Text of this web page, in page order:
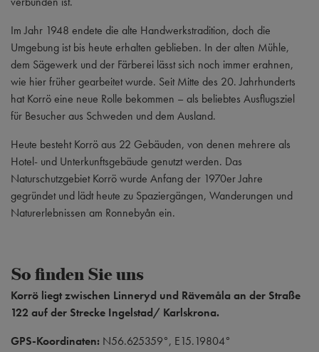
Im Jahr 1948 endete die alte Handwerkstradition, doch die
Umgebung ist bis heute erhalten geblieben. In der alten Mühle,
dem Sägewerk und der Färberei lässt sich noch immer erahnen,
wie hier früher gearbeitet wurde. Seit Mitte des 20. Jahrhunderts
hat Korrö eine neue Rolle bekommen – als beliebtes Ausflugsziel
für Besucher aus Schweden und dem Ausland.
Heute besteht Korrö aus 22 Gebäuden, von denen mehrere als
Hotel- und Unterkunftsgebäude genutzt werden. Das
Naturschutzgebiet Korrö wurde Anfang der 1970er Jahre
gegründet und lädt heute zu Spaziergängen, Wanderungen und
Naturerlebnissen am Ronnebyån ein.
So finden Sie uns
Korrö liegt zwischen Linneryd und Rävemåla an der Straße
122 auf der Strecke Ingelstad/ Karlskrona.
GPS-Koordinaten: N56.625359°, E15.19804°